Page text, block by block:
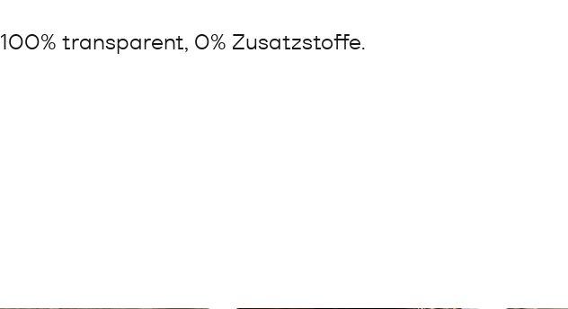
100% transparent, 0% Zusatzstoffe.